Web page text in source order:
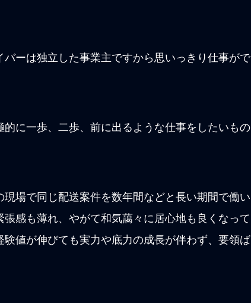
ーは独立した事業主ですから思いっきり仕事がで
に一歩、二歩、前に出るような仕事をしたいもの
場で同じ配送案件を数年間などと長い期間で働い
感も薄れ、やがて和気藹々に居心地も良くなって
値が伸びても実力や底力の成長が伴わず、要領ば